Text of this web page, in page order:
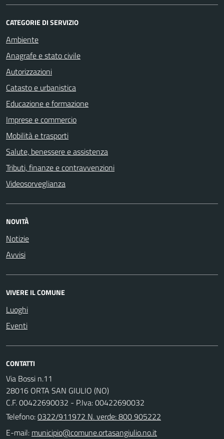
CATEGORIE DI SERVIZIO
Ambiente
Anagrafe e stato civile
Autorizzazioni
Catasto e urbanistica
Educazione e formazione
Imprese e commercio
Mobilità e trasporti
Salute, benessere e assistenza
Tributi, finanze e contravvenzioni
Videosorveglianza
NOVITÀ
Notizie
Avvisi
VIVERE IL COMUNE
Luoghi
Eventi
CONTATTI
Via Bossi n.11
28016 ORTA SAN GIULIO (NO)
C.F. 00422690032 - P.Iva: 00422690032
Telefono:0322/911972 N. verde: 800 905222
E-mail: